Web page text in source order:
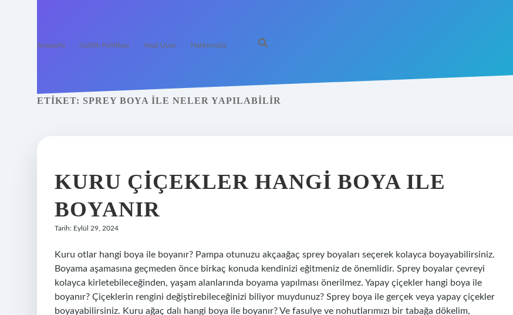
Anasayfa Gizlilik Politikası Yasal Uyarı Hakkımızda
ETIKET: SPREY BOYA ILE NELER YAPILABILIR
KURU ÇIÇEKLER HANGI BOYA ILE
BOYANIR
Tarih: Eylül 29, 2024
Kuru otlar hangi boya ile boyanır? Pampa otunuzu akçaağaç sprey boyaları seçerek kolayca boyayabilirsiniz.
Boyama aşamasına geçmeden önce birkaç konuda kendinizi eğitmeniz de önemlidir. Sprey boyalar çevreyi
kolayca kirletebileceğinden, yaşam alanlarında boyama yapılması önerilmez. Yapay çiçekler hangi boya ile
boyanır? Çiçeklerin rengini değiştirebileceğinizi biliyor muydunuz? Sprey boya ile gerçek veya yapay çiçekler
boyayabilirsiniz. Kuru ağaç dalı hangi boya ile boyanır? Ve fasulye ve nohutlarımızı bir tabağa dökelim,